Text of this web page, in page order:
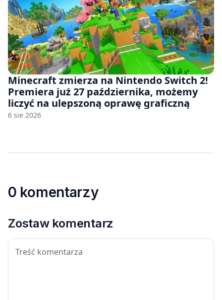
Minecraft zmierza na Nintendo Switch 2!
Premiera już 27 października, możemy
liczyć na ulepszoną oprawę graficzną
6 sie 2026
0 komentarzy
Zostaw komentarz